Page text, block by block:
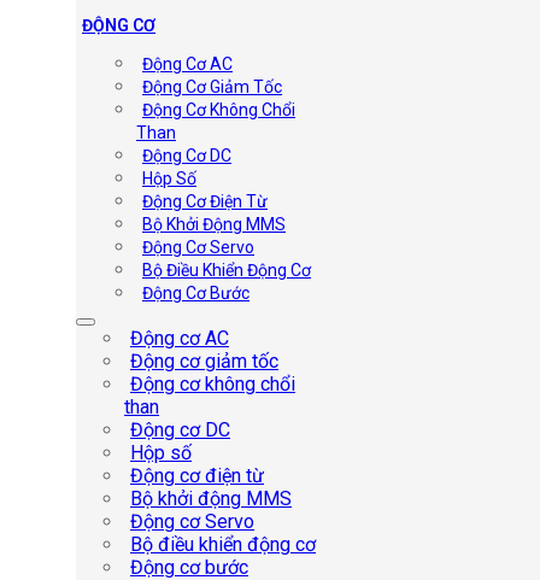
ĐỘNG CƠ
Động Cơ AC
Động Cơ Giảm Tốc
Động Cơ Không Chổi
Than
Động Cơ DC
Hộp Số
Động Cơ Điện Từ
Bộ Khởi Động MMS
Động Cơ Servo
Bộ Điều Khiển Động Cơ
Động Cơ Bước
Động cơ AC
Động cơ giảm tốc
Động cơ không chổi
than
Động cơ DC
Hộp số
Động cơ điện từ
Bộ khởi động MMS
Động cơ Servo
Bộ điều khiển động cơ
Động cơ bước